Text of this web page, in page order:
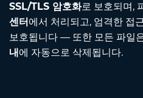
SSL/TLS 암호화로 보호되며,
센터 에서 처리되고, 엄격한 접
보호됩니다 — 또한 모든 파일
내 에 자동으로 삭제됩니다.